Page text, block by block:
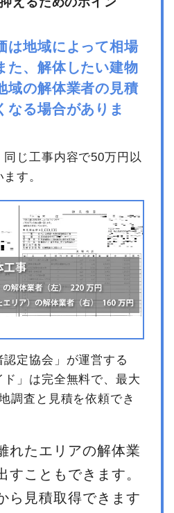
167,000円
1,837,000
円
内装解体店舗1階建て
41坪
426万3,289円
498万2,352円
数量 単価
金額
坪
円
円
0
0円
1式
250,000円
100,000円
4,613,289円
369,063円
4,982,352
は地域によって相場
た、解体したい建物
域の解体業者の見積
なる場合がありま
じ工事内容で50万円以
す。
認定協会」が運営する
ド」は完全無料で、最大
調査と見積を依頼でき
れたエリアの解体業
すこともできます。
ら見積取得できます